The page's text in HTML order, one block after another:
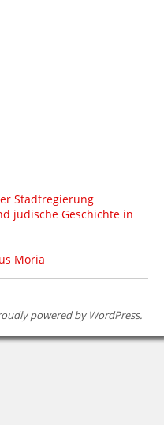
Stadtregierung
jüdische Geschichte in
Moria
powered by WordPress.